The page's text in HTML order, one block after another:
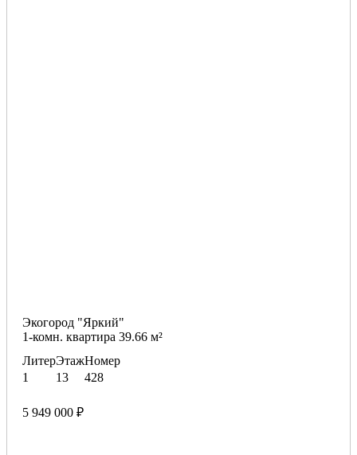
Экогород "Яркий"
1-комн. квартира 39.66 м²
Литер
1
Этаж
13
Номер
428
5 949 000 ₽